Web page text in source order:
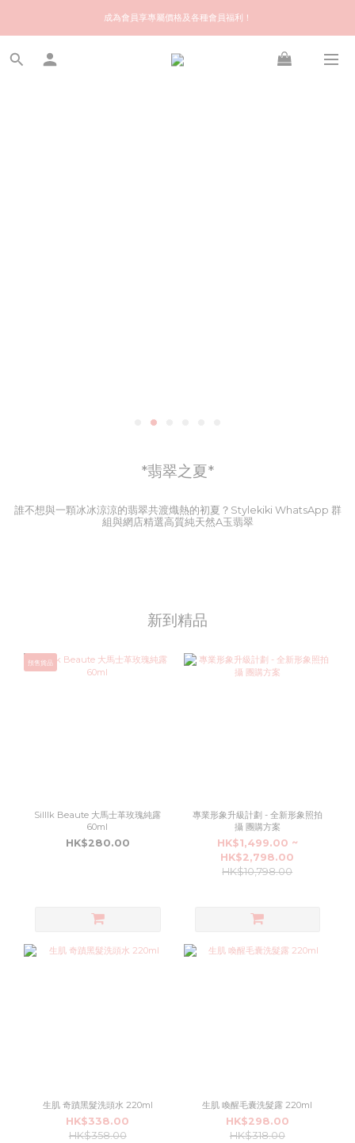
歡迎來到快樂的尋寶之旅！你可信賴的名牌中古店！優質保健美容產品推薦！
成為會員享專屬價格及各種會員福利！
會員推薦獎賞 | 推介給朋友，你和朋友都可享額外 $50 Stylekiki購物金！
*翡翠之夏*
誰不想與一顆冰冰涼涼的翡翠共渡熾熱的初夏？Stylekiki WhatsApp 群
組與網店精選高質純天然A玉翡翠
新到精品
預售貨品
Silllk Beaute 大馬士革玫瑰純露
60ml
HK$280.00
專業形象升級計劃 - 全新形象照拍
攝 團購方案
HK$1,499.00 ~
HK$2,798.00
HK$10,798.00
生肌 奇蹟黑髮洗頭水 220ml
HK$338.00
HK$358.00
生肌 喚醒毛囊洗髮露 220ml
HK$298.00
HK$318.00